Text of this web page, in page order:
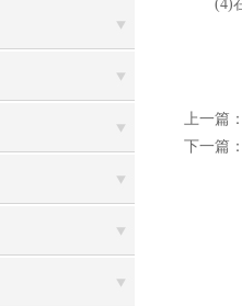
(4)在
上一篇
下一篇